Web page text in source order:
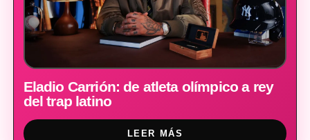
Eladio Carrión: de atleta olímpico a rey
del trap latino
LEER MÁS